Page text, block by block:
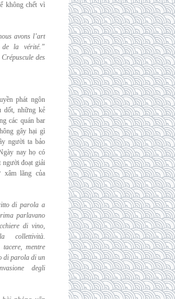
không chết vì
avons l’art
la vérité.”
des
phát ngôn
dốt, những kẻ
các quán bar
gây hại gì
người ta bảo
nay họ có
người đoạt giải
lăng của
di parola a
parlavano
di vino,
collettività.
tacere, mentre
di parola di un
degli